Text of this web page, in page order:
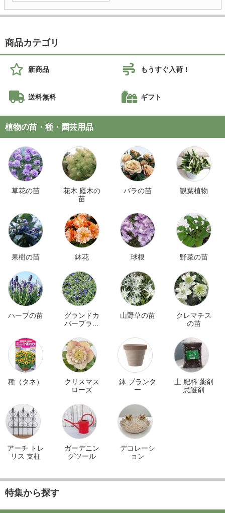
商品カテゴリ
新商品 もうすぐ入荷！
送料無料 ギフト
植物の苗・種・園芸用品
草花の苗
花木 庭木の
苗
バラの苗 観葉植物
果樹の苗 鉢花 球根 野菜の苗
ハーブの苗
グランドカ
バープラン
山野草の苗
クレマチス
の苗
種（タネ）
クリスマス
ローズ
鉢 プランタ
ー
土 肥料 薬剤
忌避剤
アーチ トレ
リス 支柱
ガーデニン
グツール
デコレーシ
ョン
特集から探す